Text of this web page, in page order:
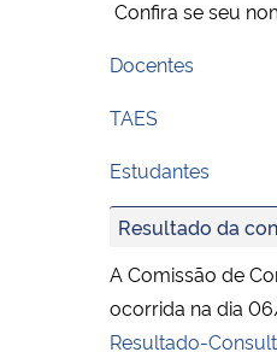
Confira se seu
Docentes
TAES
Estudantes
Resultado da
A Comissão de
ocorrida na dia
Resultado-